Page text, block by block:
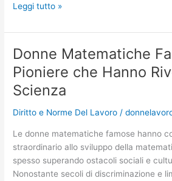
Come
un
Laboratorio
Creativo:
Guida
Completa
per
il
Leggi tutto »
Donne Matematiche
Pioniere che Hanno
Scienza
Diritto e Norme Del Lavoro /
Le donne matematiche famose hanno
straordinario allo sviluppo della
spesso superando ostacoli sociali e
Nonostante secoli di discriminazione e